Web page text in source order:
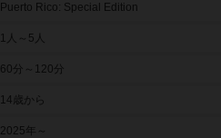
Puerto Rico: Special Edition
1人～5人
60分～120分
14歳から
2025年～